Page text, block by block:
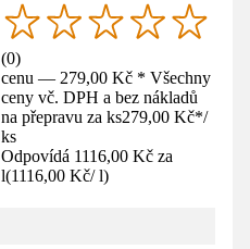
(0)
cenu — 279,00 Kč * Všechny
ceny vč. DPH a bez nákladů
na přepravu za ks279,00 Kč*/
ks
Odpovídá 1116,00 Kč za
l(1116,00 Kč/ l)